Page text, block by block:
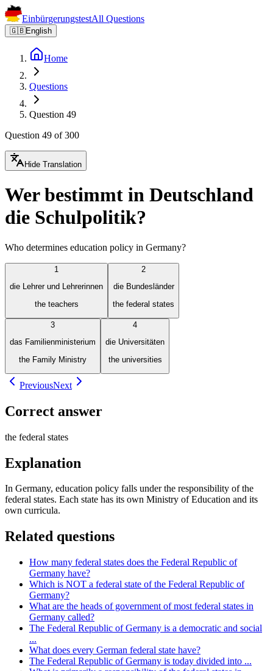
EinbürgerungstestAll Questions
🇬🇧English
Home
Questions
Question 49
Question 49 of 300
Hide Translation
Wer bestimmt in Deutschland
die Schulpolitik?
Who determines education policy in Germany?
1
die Lehrer und Lehrerinnen
the teachers
2
die Bundesländer
the federal states
3
das Familienministerium
the Family Ministry
4
die Universitäten
the universities
PreviousNext
Correct answer
the federal states
Explanation
In Germany, education policy falls under the responsibility of the
federal states. Each state has its own Ministry of Education and its
own curricula.
Related questions
How many federal states does the Federal Republic of
Germany have?
Which is NOT a federal state of the Federal Republic of
Germany?
What are the heads of government of most federal states in
Germany called?
The Federal Republic of Germany is a democratic and social
...
What does every German federal state have?
The Federal Republic of Germany is today divided into ...